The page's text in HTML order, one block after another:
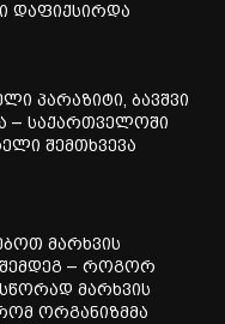
დაფიქსირდა
პარაზიტი, ბავშვი
– საქართველოში
შემთხვევა
მარხვის
– როგორ
მარხვის
ორგანიზმმა